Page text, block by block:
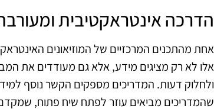
הדרכה אינטראקטיבית
אחת מהתכנים המרכזיים של המוזיאונים
אלו לא רק מציגים מידע, אלא גם מעודדים את
ולחלוק דעות. המדריכים מספקים הקשר נוסף
שהמדריכים מביאים עוזר לפתח שיח פתוח,